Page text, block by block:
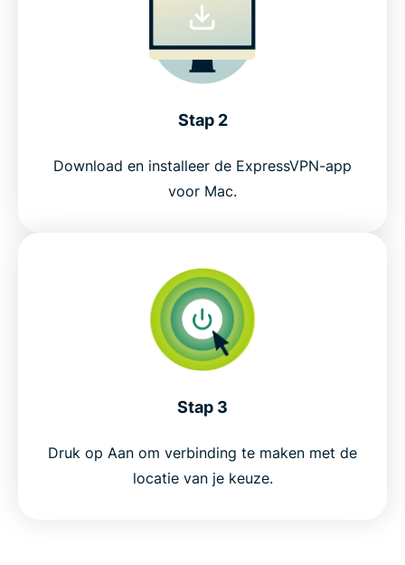
Stap 2
Download en installeer de ExpressVPN-app
voor Mac.
Stap 3
Druk op Aan om verbinding te maken met de
locatie van je keuze.